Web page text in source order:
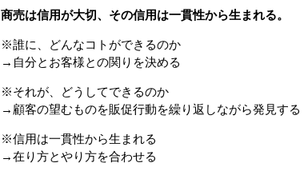
商売は信用が大切、その信用は一貫性から生まれる。
※誰に、どんなコトができるのか
→自分とお客様との関りを決める
※それが、どうしてできるのか
→顧客の望むものを販促行動を繰り返しながら発見する
※信用は一貫性から生まれる
→在り方とやり方を合わせる